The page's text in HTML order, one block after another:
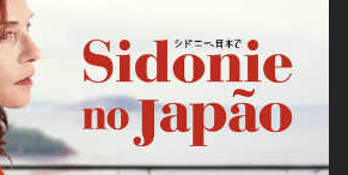
16 anos
e Conteúdo Impactante